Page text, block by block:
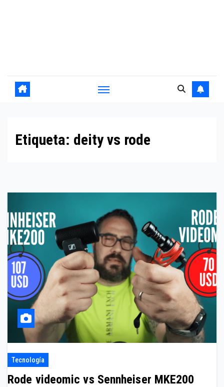
Etiqueta: deity vs rode
Tecnología
Rode videomic vs Sennheiser MKE200